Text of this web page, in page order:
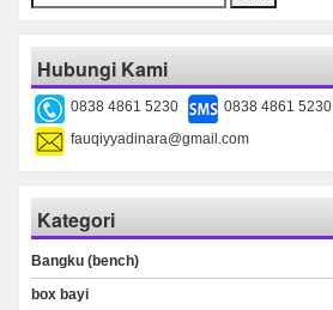
untuk:
Hubungi Kami
0838 4861 5230 0838 4861 5230
fauqiyyadinara@gmail.com
Kategori
Bangku (bench)
box bayi